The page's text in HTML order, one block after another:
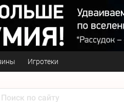
Игротеки